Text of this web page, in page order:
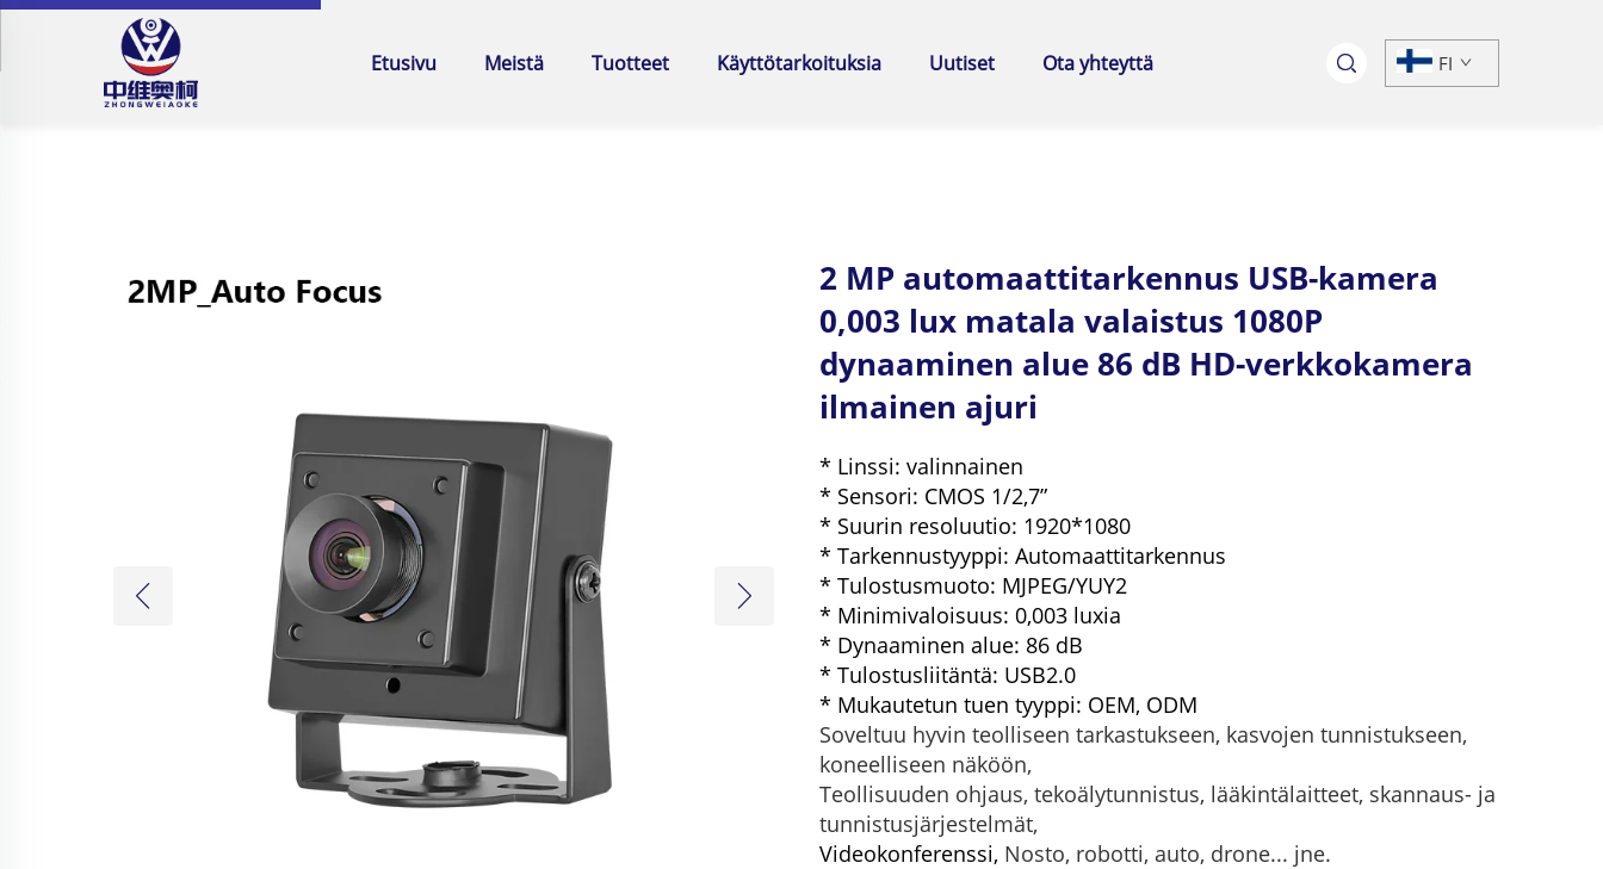
Etusivu Meistä Tuotteet Käyttötarkoituksia Uutiset Ota yhteyttä FI
2 MP automaattitarkennus USB-kamera
0,003 lux matala valaistus 1080P
dynaaminen alue 86 dB HD-verkkokamera
ilmainen ajuri
* Linssi: valinnainen
* Sensori: CMOS 1/2,7”
* Suurin resoluutio: 1920*1080
* Tarkennustyyppi: Automaattitarkennus
* Tulostusmuoto: MJPEG/YUY2
* Minimivaloisuus: 0,003 luxia
* Dynaaminen alue: 86 dB
* Tulostusliitäntä: USB2.0
* Mukautetun tuen tyyppi: OEM, ODM
Soveltuu hyvin teolliseen tarkastukseen, kasvojen tunnistukseen,
koneelliseen näköön,
Teollisuuden ohjaus, tekoälytunnistus, lääkintälaitteet, skannaus- ja
tunnistusjärjestelmät,
Videokonferenssi, Nosto, robotti, auto, drone... jne.